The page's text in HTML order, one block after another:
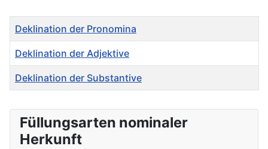
Titel
Deklination der Pronomina
Deklination der Adjektive
Deklination der Substantive
Füllungsarten nominaler
Herkunft